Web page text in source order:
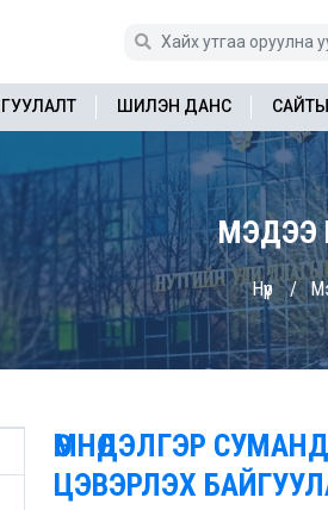
ШИЛЭН ДАНС
МЭДЭЭ
Нүүр
ӨМНӨДЭЛГЭР
ЦЭВЭРЛЭХ